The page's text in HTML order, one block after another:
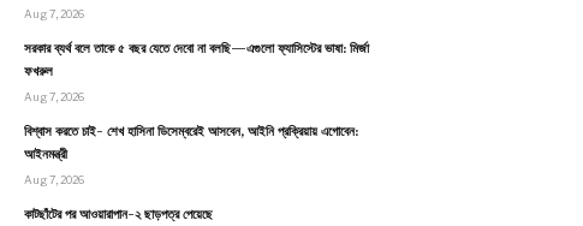
Aug 7, 2026
সরকার ব্যর্থ বলে তাকে ৫ বছর যেতে দেবো না বলছি—এগুলো ফ্যাসিস্টের ভাষা: মির্জা
ফখরুল
Aug 7, 2026
বিশ্বাস করতে চাই- শেখ হাসিনা ডিসেম্বরেই আসবেন, আইনি প্রক্রিয়ায় এগোবেন:
আইনমন্ত্রী
Aug 7, 2026
কাটছাঁটের পর আওয়ারাপান-২ ছাড়পত্র পেয়েছে